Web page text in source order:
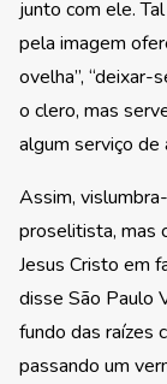
junto com ele.
pela imagem
ovelha”, “deixar-
o clero, mas
algum serviço de
Assim,
proselitista, mas
Jesus Cristo em
disse São Paulo
fundo das raízes
passando um